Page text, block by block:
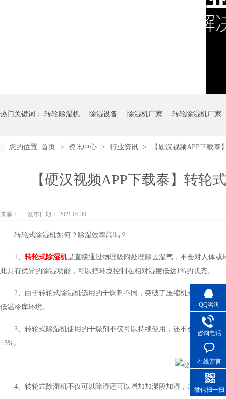
热门关键词： 转轮除湿机 除湿设备 除湿机厂家 转轮除湿机厂家
您的位置: 首页 > 资讯中心 > 行业资讯 > 【硬汉视频APP下载
【硬汉视频APP下载泰】转轮
来源： 发布日期： 2021.04.30
转轮式除湿机如何？除湿效率高吗？
1、 转轮式除湿机是直接通过物理吸附处理除去湿气，不会对人体
此具有优异的除湿功能，可以把环境控制在相对湿度低达1%的状态。
2、由于转轮式除湿机选用的干燥剂不同，突破了压缩机式除湿机
低温冷库环境。
3、转轮式除湿机使用的干燥剂不仅可以持续使用，还不会对大气
±3%。
4、转轮式除湿机不仅可以除湿还可以增加加湿段加湿，这样就可以
QQ咨询
咨询电话
在线留言
微信扫一扫